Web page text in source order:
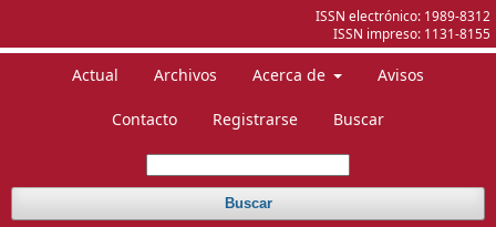
ISSN electrónico: 1989-8312
ISSN impreso: 1131-8155
Actual Archivos Acerca de Avisos
Contacto Registrarse Buscar
Buscar